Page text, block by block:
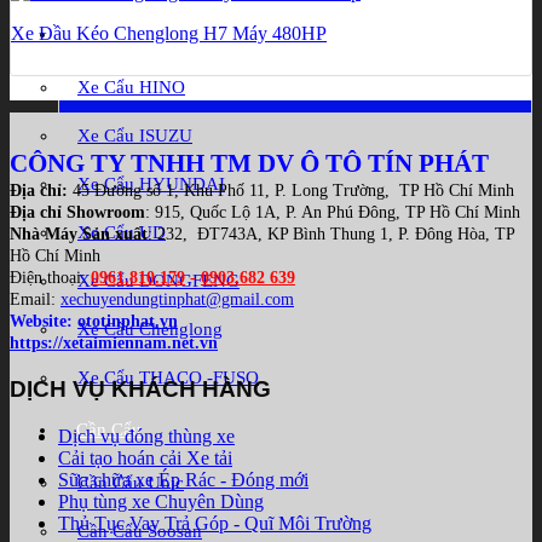
Xe cẩu
Xe Cẩu HINO
Xe Cẩu ISUZU
Xe Cẩu HYUNDAI
Xe Cẩu UD
Xe Cẩu DONGFENG
Xe Cẩu Chenglong
Xe Cẩu THACO -FUSO
Cần Cẩu
Cần Cẩu Unic
Cần Cẩu Soosan
Xe Đầu Kéo Chenglong H7 Máy 480HP
CÔNG TY TNHH TM DV Ô TÔ TÍN PHÁT
Địa chỉ: 45 Đường số 1, Khu Phố 11, P. Long Trường, TP Hồ Chí Minh
Địa chỉ Showroom: 915, Quốc Lộ 1A, P. An Phú Đông, TP Hồ Chí Minh
Nhà Máy Sản xuất: 232, ĐT743A, KP Bình Thung 1, P. Đông Hòa, TP
Hồ Chí Minh
Điện thoại: 0961.810.179-0903.682 639
Email: xechuyendungtinphat@gmail.com
Website: ototinphat.vn
https://xetaimiennam.net.vn
DỊCH VỤ KHÁCH HÀNG
Dịch vụ đóng thùng xe
Cải tạo hoán cải Xe tải
Sữa chữa xe Ép Rác - Đóng mới
Phụ tùng xe Chuyên Dùng
Thủ Tục Vay Trả Góp - Quĩ Môi Trường